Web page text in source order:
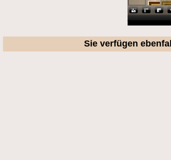
Sie verfügen